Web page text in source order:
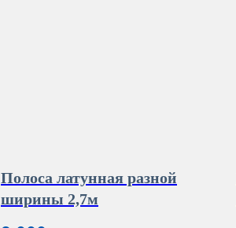
Полоса латунная разной
ширины 2,7м